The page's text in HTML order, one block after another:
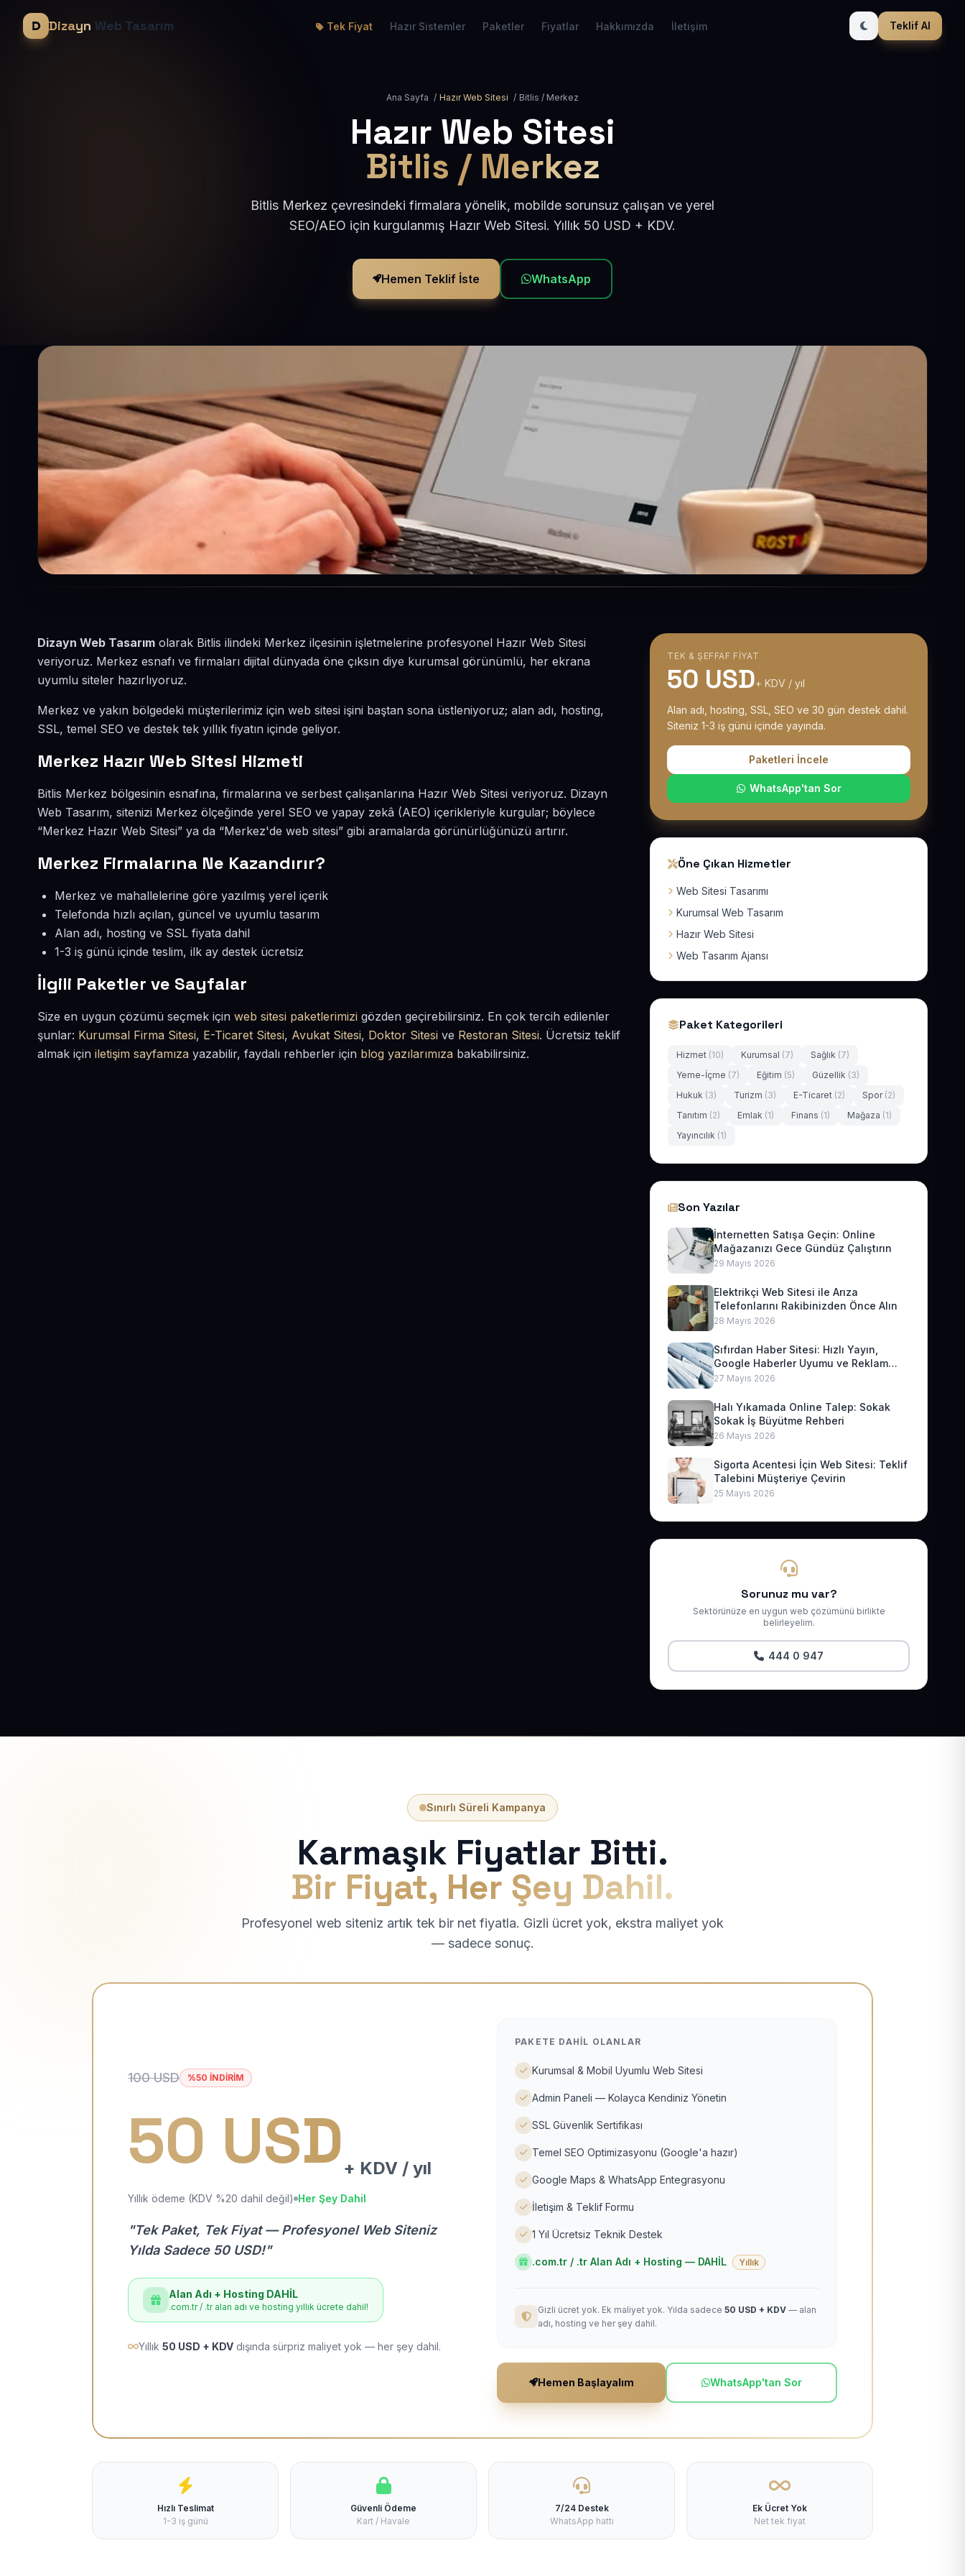
Dizayn Web Tasarım Tek Fiyat Hazır Sistemler Paketler Fiyatlar Hakkımızda İletişim Teklif Al
Ana Sayfa / Hazır Web Sitesi / Bitlis / Merkez
Hazır Web Sitesi
Bitlis / Merkez
Bitlis Merkez çevresindeki firmalara yönelik, mobilde sorunsuz çalışan ve yerel
SEO/AEO için kurgulanmış Hazır Web Sitesi. Yıllık 50 USD + KDV.
Hemen Teklif İste WhatsApp
Dizayn Web Tasarım olarak Bitlis ilindeki Merkez ilçesinin işletmelerine profesyonel Hazır Web Sitesi
veriyoruz. Merkez esnafı ve firmaları dijital dünyada öne çıksın diye kurumsal görünümlü, her ekrana
uyumlu siteler hazırlıyoruz.
Merkez ve yakın bölgedeki müşterilerimiz için web sitesi işini baştan sona üstleniyoruz; alan adı, hosting,
SSL, temel SEO ve destek tek yıllık fiyatın içinde geliyor.
Merkez Hazır Web Sitesi Hizmeti
Bitlis Merkez bölgesinin esnafına, firmalarına ve serbest çalışanlarına Hazır Web Sitesi veriyoruz. Dizayn
Web Tasarım, sitenizi Merkez ölçeğinde yerel SEO ve yapay zekâ (AEO) içerikleriyle kurgular; böylece
“Merkez Hazır Web Sitesi” ya da “Merkez'de web sitesi” gibi aramalarda görünürlüğünüzü artırır.
Merkez Firmalarına Ne Kazandırır?
Merkez ve mahallelerine göre yazılmış yerel içerik
Telefonda hızlı açılan, güncel ve uyumlu tasarım
Alan adı, hosting ve SSL fiyata dahil
1-3 iş günü içinde teslim, ilk ay destek ücretsiz
İlgili Paketler ve Sayfalar
Size en uygun çözümü seçmek için web sitesi paketlerimizi gözden geçirebilirsiniz. En çok tercih edilenler
şunlar: Kurumsal Firma Sitesi, E-Ticaret Sitesi, Avukat Sitesi, Doktor Sitesi ve Restoran Sitesi. Ücretsiz teklif
almak için iletişim sayfamıza yazabilir, faydalı rehberler için blog yazılarımıza bakabilirsiniz.
TEK & ŞEFFAF FIYAT
50 USD+ KDV / yıl
Alan adı, hosting, SSL, SEO ve 30 gün destek dahil.
Siteniz 1-3 iş günü içinde yayında.
Paketleri İncele
WhatsApp'tan Sor
Öne Çıkan Hizmetler
Web Sitesi Tasarımı
Kurumsal Web Tasarım
Hazır Web Sitesi
Web Tasarım Ajansı
Paket Kategorileri
Hizmet (10) Kurumsal (7) Sağlık (7)
Yeme-İçme (7) Eğitim (5) Güzellik (3)
Hukuk (3) Turizm (3) E-Ticaret (2) Spor (2)
Tanıtım (2) Emlak (1) Finans (1) Mağaza (1)
Yayıncılık (1)
Son Yazılar
İnternetten Satışa Geçin: Online
Mağazanızı Gece Gündüz Çalıştırın
29 Mayıs 2026
Elektrikçi Web Sitesi ile Arıza
Telefonlarını Rakibinizden Önce Alın
28 Mayıs 2026
Sıfırdan Haber Sitesi: Hızlı Yayın,
Google Haberler Uyumu ve Reklam
Geliri
27 Mayıs 2026
Halı Yıkamada Online Talep: Sokak
Sokak İş Büyütme Rehberi
26 Mayıs 2026
Sigorta Acentesi İçin Web Sitesi: Teklif
Talebini Müşteriye Çevirin
25 Mayıs 2026
Sorunuz mu var?
Sektörünüze en uygun web çözümünü birlikte
belirleyelim.
444 0 947
Sınırlı Süreli Kampanya
Karmaşık Fiyatlar Bitti.
Bir Fiyat, Her Şey Dahil.
Profesyonel web siteniz artık tek bir net fiyatla. Gizli ücret yok, ekstra maliyet yok
— sadece sonuç.
100 USD %50 İNDİRİM
50 USD + KDV / yıl
Yıllık ödeme (KDV %20 dahil değil) Her Şey Dahil
"Tek Paket, Tek Fiyat — Profesyonel Web Siteniz
Yılda Sadece 50 USD!"
Alan Adı + Hosting DAHİL
.com.tr / .tr alan adı ve hosting yıllık ücrete dahil!
Yıllık 50 USD + KDV dışında sürpriz maliyet yok — her şey dahil.
PAKETE DAHIL OLANLAR
Kurumsal & Mobil Uyumlu Web Sitesi
Admin Paneli — Kolayca Kendiniz Yönetin
SSL Güvenlik Sertifikası
Temel SEO Optimizasyonu (Google'a hazır)
Google Maps & WhatsApp Entegrasyonu
İletişim & Teklif Formu
1 Yıl Ücretsiz Teknik Destek
.com.tr / .tr Alan Adı + Hosting — DAHİL Yıllık
Gizli ücret yok. Ek maliyet yok. Yılda sadece 50 USD + KDV — alan
adı, hosting ve her şey dahil.
Hemen Başlayalım WhatsApp'tan Sor
Hızlı Teslimat
1-3 iş günü
Güvenli Ödeme
Kart / Havale
7/24 Destek
WhatsApp hattı
Ek Ücret Yok
Net tek fiyat